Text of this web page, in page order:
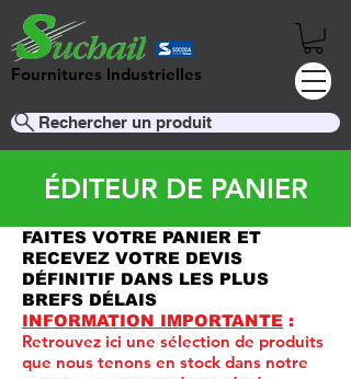
Fournitures Industrielles
Rechercher un produit
ÉDITEUR DE PANIER
FAITES VOTRE PANIER ET
RECEVEZ VOTRE DEVIS
DÉFINITIF DANS LES PLUS
BREFS DÉLAIS
INFORMATION IMPORTANTE :
Retrouvez ici une sélection de produits
que nous tenons en stock dans notre